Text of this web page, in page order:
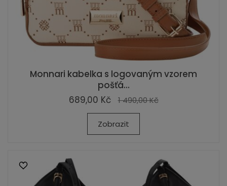
Monnari kabelka s logovaným vzorem
pošťá...
689,00 Kč
1 490,00 Kč
Zobrazit